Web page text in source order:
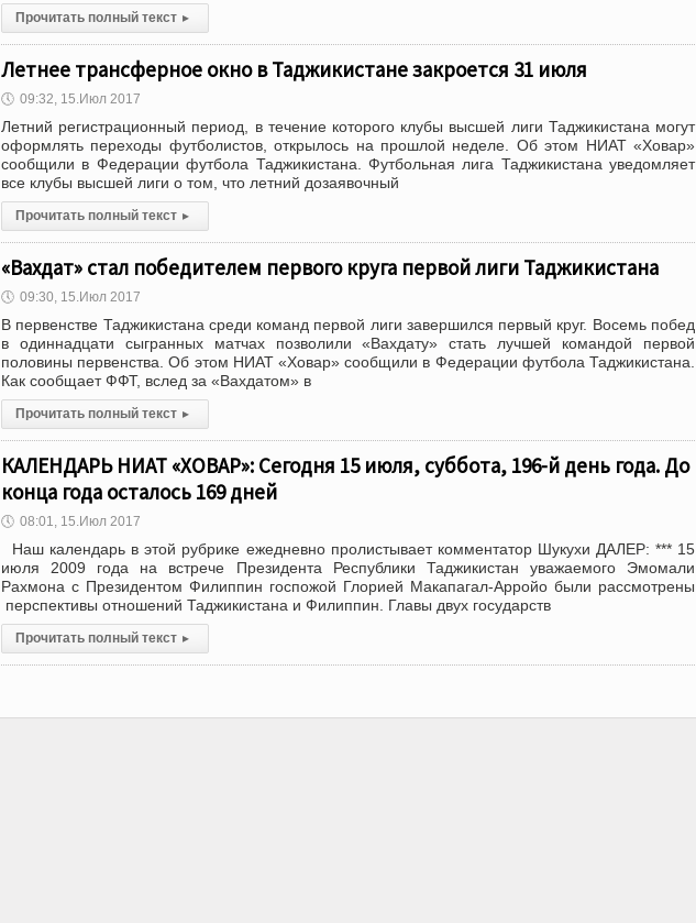
Прочитать полный текст ▸
Летнее трансферное окно в Таджикистане закроется 31 июля
🕔 09:32, 15.Июл 2017
Летний регистрационный период, в течение которого клубы высшей лиги Таджикистана могут
оформлять переходы футболистов, открылось на прошлой неделе. Об этом НИАТ «Ховар»
сообщили в Федерации футбола Таджикистана. Футбольная лига Таджикистана уведомляет
все клубы высшей лиги о том, что летний дозаявочный
Прочитать полный текст ▸
«Вахдат» стал победителем первого круга первой лиги Таджикистана
🕔 09:30, 15.Июл 2017
В первенстве Таджикистана среди команд первой лиги завершился первый круг. Восемь побед
в одиннадцати сыгранных матчах позволили «Вахдату» стать лучшей командой первой
половины первенства. Об этом НИАТ «Ховар» сообщили в Федерации футбола Таджикистана.
Как сообщает ФФТ, вслед за «Вахдатом» в
Прочитать полный текст ▸
КАЛЕНДАРЬ НИАТ «ХОВАР»: Сегодня 15 июля, суббота, 196-й день года. До
конца года осталось 169 дней
🕔 08:01, 15.Июл 2017
Наш календарь в этой рубрике ежедневно пролистывает комментатор Шукухи ДАЛЕР: *** 15
июля 2009 года на встрече Президента Республики Таджикистан уважаемого Эмомали
Рахмона с Президентом Филиппин госпожой Глорией Макапагал-Арройо были рассмотрены
перспективы отношений Таджикистана и Филиппин. Главы двух государств
Прочитать полный текст ▸